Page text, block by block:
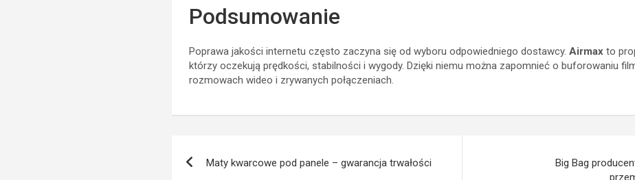
Podsumowanie
Poprawa jakości internetu często zaczyna się od wyboru odpowiedniego dostawcy.Airmax to
którzy oczekują prędkości, stabilności i wygody. Dzięki niemu można zapomnieć o buforowaniu
rozmowach wideo i zrywanych połączeniach.
Maty kwarcowe pod panele – gwarancja trwałości
Big Bag